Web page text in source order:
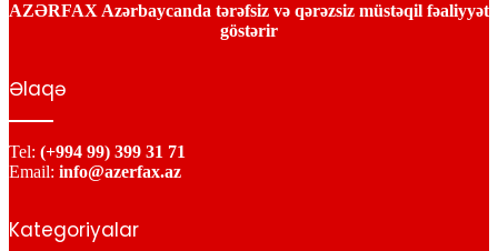
AZƏRFAX Azərbaycanda tərəfsiz və qərəzsiz müstəqil fəaliyyət
göstərir
Əlaqə
Tel: (+994 99) 399 31 71
Email: info@azerfax.az
Kategoriyalar